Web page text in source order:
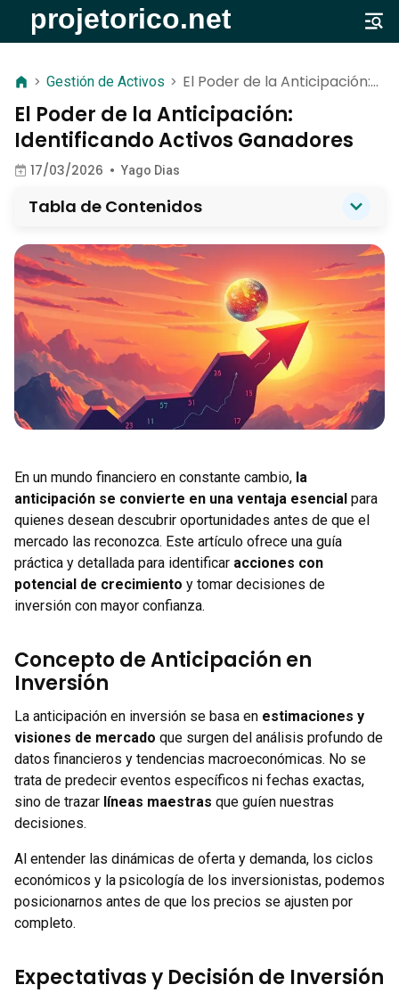
> Gestión de Activos > El Poder de la Anticipación:
Identificando Activos
Ganadores
El Poder de la Anticipación:
Identificando Activos Ganadores
17/03/2026 • Yago Dias
Tabla de Contenidos
En un mundo financiero en constante cambio, la
anticipación se convierte en una ventaja esencial para
quienes desean descubrir oportunidades antes de que el
mercado las reconozca. Este artículo ofrece una guía
práctica y detallada para identificar acciones con
potencial de crecimiento y tomar decisiones de
inversión con mayor confianza.
Concepto de Anticipación en
Inversión
La anticipación en inversión se basa en estimaciones y
visiones de mercado que surgen del análisis profundo de
datos financieros y tendencias macroeconómicas. No se
trata de predecir eventos específicos ni fechas exactas,
sino de trazar líneas maestras que guíen nuestras
decisiones.
Al entender las dinámicas de oferta y demanda, los ciclos
económicos y la psicología de los inversionistas, podemos
posicionarnos antes de que los precios se ajusten por
completo.
Expectativas y Decisión de Inversión